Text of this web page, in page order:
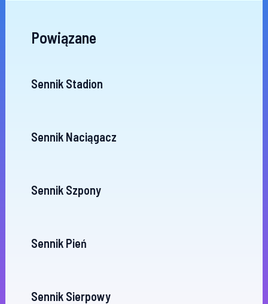
Powiązane
Sennik Stadion
Sennik Naciągacz
Sennik Szpony
Sennik Pień
Sennik Sierpowy